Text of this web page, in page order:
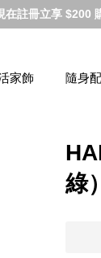
在註冊立享 $200
家飾 隨身
綠）